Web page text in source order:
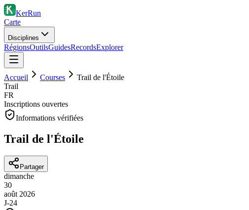
KerRun
Carte
Disciplines
RégionsOutilsGuidesRecordsExplorer
Accueil Courses
Trail de l'Étoile
Trail
FR
Inscriptions ouvertes
Informations vérifiées
Trail de l'Étoile
Partager
dimanche
30
août 2026
J-24